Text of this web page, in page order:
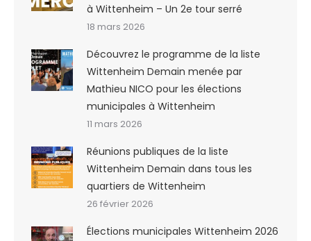
à Wittenheim – Un 2e tour serré
18 mars 2026
Découvrez le programme de la liste
Wittenheim Demain menée par
Mathieu NICO pour les élections
municipales à Wittenheim
11 mars 2026
Réunions publiques de la liste
Wittenheim Demain dans tous les
quartiers de Wittenheim
26 février 2026
Élections municipales Wittenheim 2026